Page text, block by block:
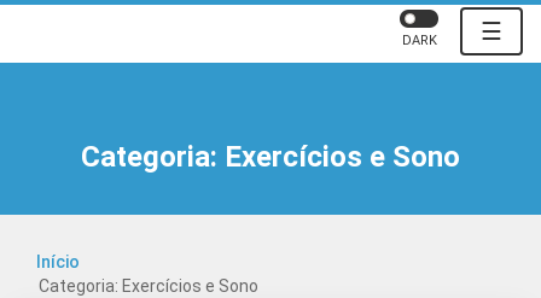
☰
DARK
Categoria: Exercícios e Sono
Início
Categoria: Exercícios e Sono